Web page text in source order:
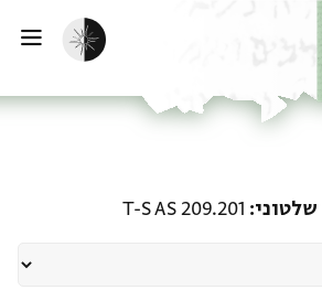
הפעלת מצב כהה
T-S AS 209.201